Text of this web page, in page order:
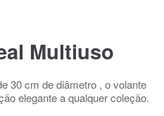
Multiuso
30 cm de diâmetro , o volante
elegante a qualquer coleção.